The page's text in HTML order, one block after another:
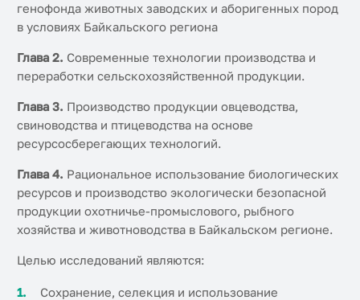
генофонда животных заводских и аборигенных пород
в условиях Байкальского региона
Глава 2. Современные технологии производства и
переработки сельскохозяйственной продукции.
Глава 3. Производство продукции овцеводства,
свиноводства и птицеводства на основе
ресурсосберегающих технологий.
Глава 4. Рациональное использование биологических
ресурсов и производство экологически безопасной
продукции охотничье-промыслового, рыбного
хозяйства и животноводства в Байкальском регионе.
Целью исследований являются:
Сохранение, селекция и использование